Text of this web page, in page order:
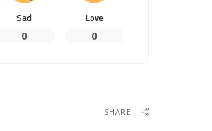
Love
0
Sad
0
SHARE